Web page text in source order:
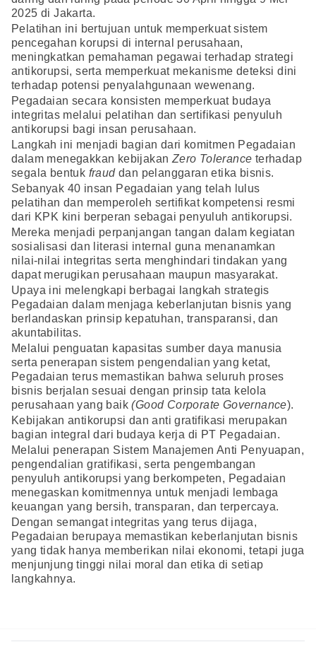
2025 di Jakarta.
Pelatihan ini bertujuan untuk memperkuat sistem
pencegahan korupsi di internal perusahaan,
meningkatkan pemahaman pegawai terhadap strategi
antikorupsi, serta memperkuat mekanisme deteksi dini
terhadap potensi penyalahgunaan wewenang.
Pegadaian secara konsisten memperkuat budaya
integritas melalui pelatihan dan sertifikasi penyuluh
antikorupsi bagi insan perusahaan.
Langkah ini menjadi bagian dari komitmen Pegadaian
dalam menegakkan kebijakan Zero Tolerance terhadap
segala bentuk frauddan pelanggaran etika bisnis.
Sebanyak 40 insan Pegadaian yang telah lulus
pelatihan dan memperoleh sertifikat kompetensi resmi
dari KPK kini berperan sebagai penyuluh antikorupsi.
Mereka menjadi perpanjangan tangan dalam kegiatan
sosialisasi dan literasi internal guna menanamkan
nilai-nilai integritas serta menghindari tindakan yang
dapat merugikan perusahaan maupun masyarakat.
Upaya ini melengkapi berbagai langkah strategis
Pegadaian dalam menjaga keberlanjutan bisnis yang
berlandaskan prinsip kepatuhan, transparansi, dan
akuntabilitas.
Melalui penguatan kapasitas sumber daya manusia
serta penerapan sistem pengendalian yang ketat,
Pegadaian terus memastikan bahwa seluruh proses
bisnis berjalan sesuai dengan prinsip tata kelola
perusahaan yang baik(Good Corporate Governance).
Kebijakan antikorupsi dan anti gratifikasi merupakan
bagian integral dari budaya kerja di PT Pegadaian.
Melalui penerapan Sistem Manajemen Anti Penyuapan,
pengendalian gratifikasi, serta pengembangan
penyuluh antikorupsi yang berkompeten, Pegadaian
menegaskan komitmennya untuk menjadi lembaga
keuangan yang bersih, transparan, dan terpercaya.
Dengan semangat integritas yang terus dijaga,
Pegadaian berupaya memastikan keberlanjutan bisnis
yang tidak hanya memberikan nilai ekonomi, tetapi juga
menjunjung tinggi nilai moral dan etika di setiap
langkahnya.